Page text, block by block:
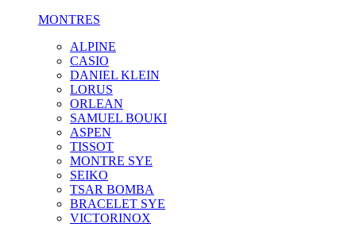
MONTRES
ALPINE
CASIO
DANIEL KLEIN
LORUS
ORLEAN
SAMUEL BOUKI
ASPEN
TISSOT
MONTRE SYE
SEIKO
TSAR BOMBA
BRACELET SYE
VICTORINOX